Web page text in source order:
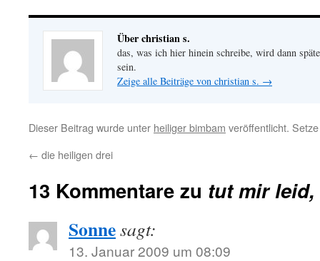
Über christian s.
das, was ich hier hinein schreibe, wird dann
sein.
Zeige alle Beiträge von christian s. →
Dieser Beitrag wurde unter heiliger bimbam veröffentlicht.
← die heiligen drei
13 Kommentare zu tut mir
Sonnesagt:
13. Januar 2009 um 08:09